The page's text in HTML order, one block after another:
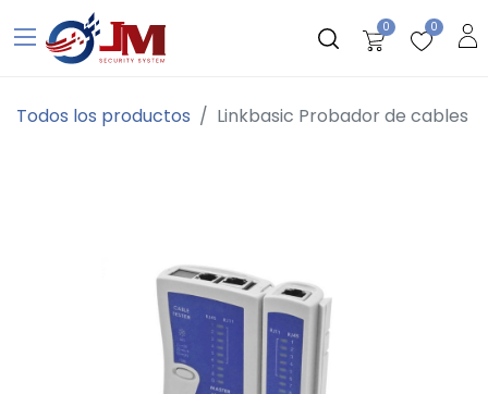
0 0
Todos los productos Linkbasic Probador de cables